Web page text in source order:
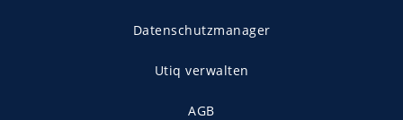
Datenschutzmanager
Utiq verwalten
AGB